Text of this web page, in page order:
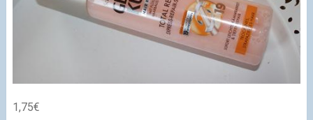
1,75€